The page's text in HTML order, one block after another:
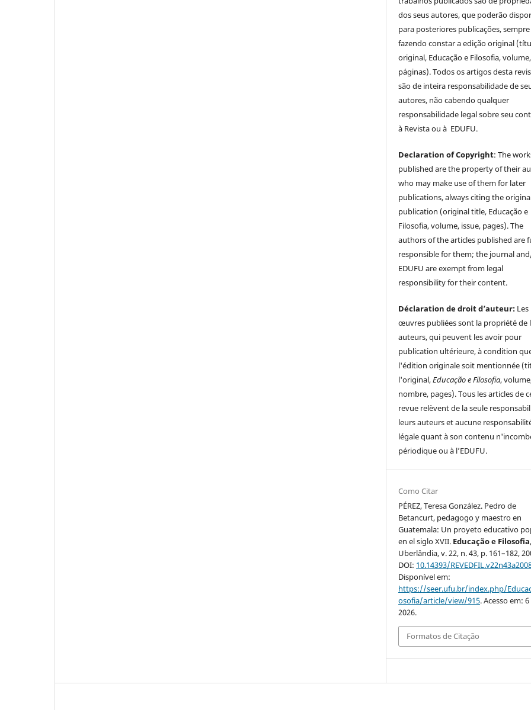
dos seus autores, que poderão
para posteriores publicações, sempre
fazendo constar a edição original
original, Educação e Filosofia,
páginas). Todos os artigos desta
são de inteira responsabilidade de
autores, não cabendo qualquer
responsabilidade legal sobre seu
à Revista ou à EDUFU.
Declaration of Copyright: The
published are the property of their
who may make use of them for later
publications, always citing the
publication (original title, Educação e
Filosofia, volume, issue, pages). The
authors of the articles published are
responsible for them; the journal
EDUFU are exempt from legal
responsibility for their content.
Déclaration de droit d’auteur: Les
œuvres publiées sont la propriété de
auteurs, qui peuvent les avoir pour
publication ultérieure, à condition
l'édition originale soit mentionnée
l'original,Educação e Filosofia,
nombre, pages). Tous les articles de
revue relèvent de la seule
leurs auteurs et aucune
légale quant à son contenu
périodique ou à l’EDUFU.
Como Citar
PÉREZ, Teresa González. Pedro de
Betancurt, pedagogo y maestro en
Guatemala: Un proyeto educativo
en el siglo XVII. Educação e Filosofia,
Uberlândia, v. 22, n. 43, p. 161–182,
DOI: 10.14393/
Disponível em:
https://seer.ufu.br/index.php/
osofia/article/view/915. Acesso em:
2026.
Formatos de Citação